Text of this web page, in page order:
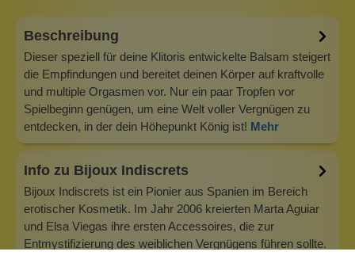
Beschreibung
Dieser speziell für deine Klitoris entwickelte Balsam steigert
die Empfindungen und bereitet deinen Körper auf kraftvolle
und multiple Orgasmen vor. Nur ein paar Tropfen vor
Spielbeginn genügen, um eine Welt voller Vergnügen zu
entdecken, in der dein Höhepunkt König ist! Mehr
Info zu Bijoux Indiscrets
Bijoux Indiscrets ist ein Pionier aus Spanien im Bereich
erotischer Kosmetik. Im Jahr 2006 kreierten Marta Aguiar
und Elsa Viegas ihre ersten Accessoires, die zur
Entmystifizierung des weiblichen Vergnügens führen sollte.